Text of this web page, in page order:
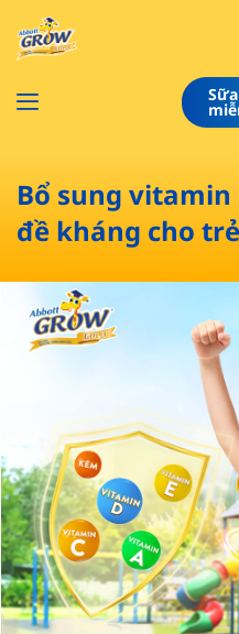
Bổ sung
đề kháng cho trẻ